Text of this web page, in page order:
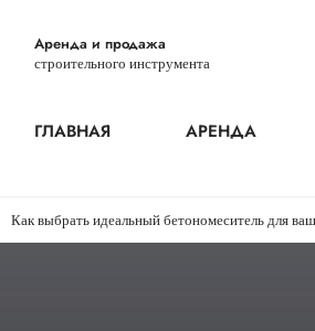
Аренда и продажа
строительного инструмента
ГЛАВНАЯ АРЕНДА
Как выбрать идеальный бетономеситель для